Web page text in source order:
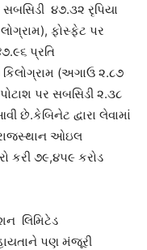
૪૭.૩૨ રૃપિયા
ફોસ્ફેટ પર
પ્રતિ
કિલોગ્રામ (અગાઉ ૨.૮૭
પર સબસિડી ૨.૩૮
છે.કેબિનેટ દ્વારા લેવામાં
ઓઇલ
કરી ૭૯,૪૫૯ કરોડ
લિમિટેડ
પણ મંજૂરી